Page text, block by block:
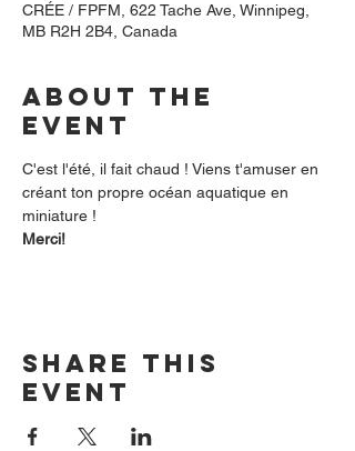
CRÉE / FPFM, 622 Tache Ave, Winnipeg,
MB R2H 2B4, Canada
About the
event
C'est l'été, il fait chaud ! Viens t'amuser en
créant ton propre océan aquatique en
miniature !
Merci!
Share this
event